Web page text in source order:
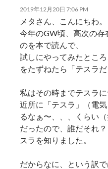
2019年12月20日 7:06 PM
メタさん、こんにちわ。
今年のGW頃、高次の
のを本で読んで、
試しにやってみたとこ
をたずねたら「テスラ
私はその時までテスラ
近所に「テスラ」（電
るなぁ〜、、、くらい
だったので、誰だそれ
スラを知りました。
だからなに、という訳で